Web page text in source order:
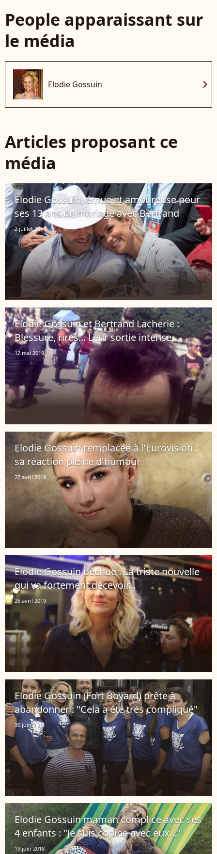
People apparaissant sur
le média
Elodie Gossuin chevron_right
Articles proposant ce
média
Élodie Gossuin, émue et amoureuse pour
ses 13 ans de mariage avec Bertrand
2 juillet 2019
Elodie Gossuin et Bertrand Lacherie :
Blessure, rires... Leur sortie intense
12 mai 2019
Elodie Gossuin remplacée à l'Eurovision :
sa réaction pleine d'humour
27 avril 2019
Élodie Gossuin déchue : La triste nouvelle
qui va fortement décevoir...
26 avril 2019
Elodie Gossuin (Fort Boyard) prête à
abandonner : "Cela a été très compliqué"
30 juin 2018
Elodie Gossuin maman complice avec ses
4 enfants : "Je suis copine avec eux..."
19 juin 2018